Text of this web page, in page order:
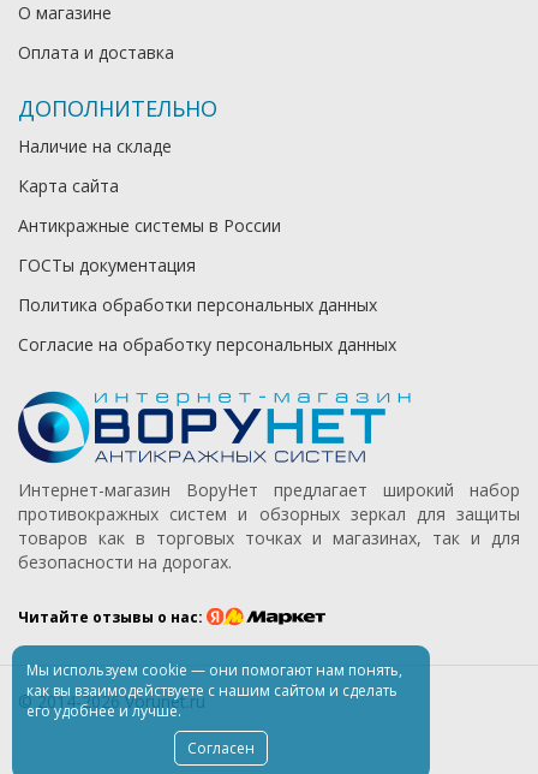
О магазине
Оплата и доставка
ДОПОЛНИТЕЛЬНО
Наличие на складе
Карта сайта
Антикражные системы в России
ГОСТы документация
Политика обработки персональных данных
Согласие на обработку персональных данных
Интернет-магазин ВоруНет предлагает широкий набор
противокражных систем и обзорных зеркал для защиты
товаров как в торговых точках и магазинах, так и для
безопасности на дорогах.
Читайте отзывы о нас:
© 2014-2026 Vorunet.ru
Мы используем cookie — они помогают нам понять,
как вы взаимодействуете с нашим сайтом и сделать
его удобнееи лучше.
Согласен